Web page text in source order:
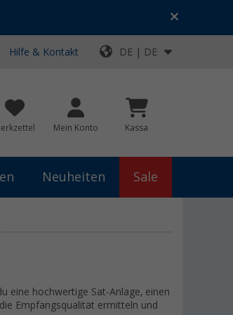
Top-Deals für dein Abenteuer!
Hilfe & Kontakt DE | DE
Mein Konto Kassa
Neuheiten Sale
eine hochwertige Sat-Anlage, einen
Empfangsqualität ermitteln und